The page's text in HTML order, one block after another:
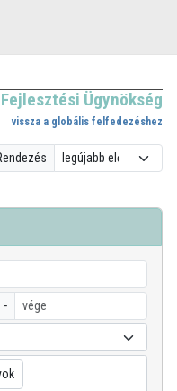
Ügynökség
vissza a globális felfedezéshez
-